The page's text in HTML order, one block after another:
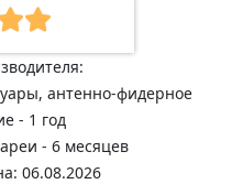
антенно-фидерное
- 1 год
- 6 месяцев
06.08.2026